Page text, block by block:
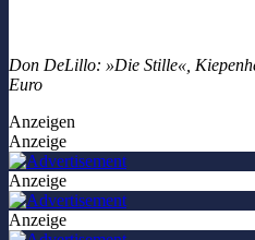
Don DeLillo: »Die Stille«,
Euro
Anzeigen
Anzeige
Anzeige
Anzeige